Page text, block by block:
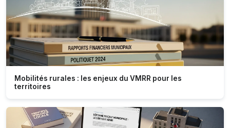
Mobilités rurales : les enjeux du VMRR pour les
territoires